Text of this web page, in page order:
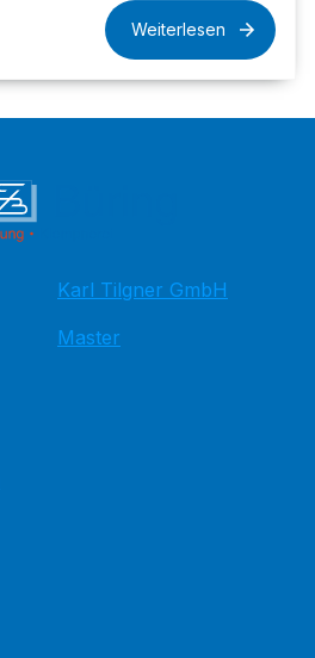
Weiterlesen
Karl Tilgner GmbH
Master